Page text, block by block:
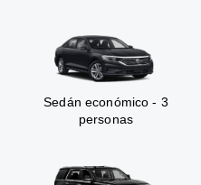
Sedán económico - 3
personas